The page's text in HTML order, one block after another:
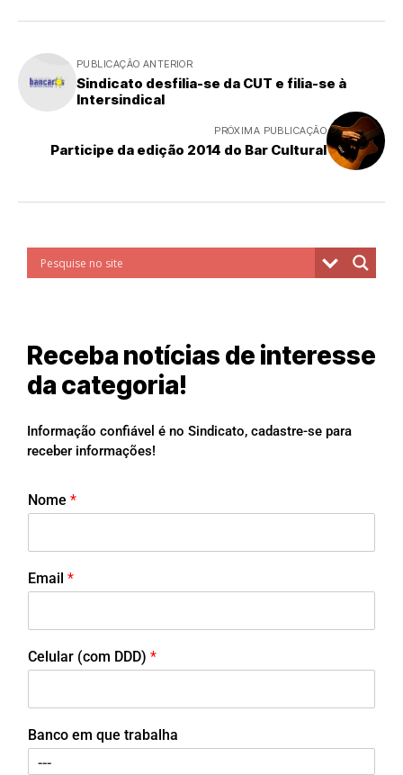
PUBLICAÇÃO ANTERIOR
Sindicato desfilia-se da CUT e filia-se à
Intersindical
PRÓXIMA PUBLICAÇÃO
Participe da edição 2014 do Bar Cultural
Receba notícias de interesse
da categoria!
Informação confiável é no Sindicato, cadastre-se para
receber informações!
Nome *
Email *
Celular (com DDD) *
Banco em que trabalha